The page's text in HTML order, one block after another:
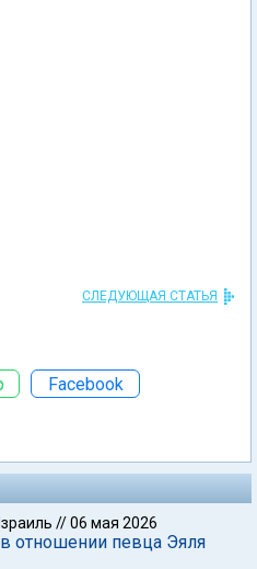
СЛЕДУЮЩАЯ СТАТЬЯ
Facebook
//06 мая 2026
отношении певца Эяля